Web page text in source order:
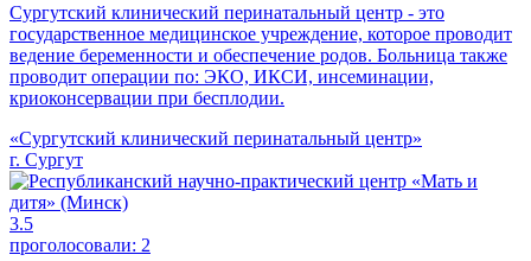
Сургутский клинический перинатальный центр - это
государственное медицинское учреждение, которое проводит
ведение беременности и обеспечение родов. Больница также
проводит операции по: ЭКО, ИКСИ, инсеминации,
криоконсервации при бесплодии.
«Сургутский клинический перинатальный центр»
г. Сургут
3.5
проголосовали: 2